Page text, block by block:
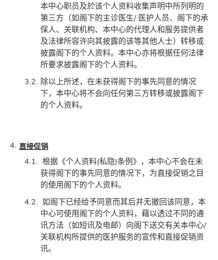
本中心职员及於该个人资料收集声明中所列明的
第三方（如阁下的主诊医生/ 医护人员、阁下的承
保人、关联机构、本中心的代理人和服务提供者
及法律所容许向其披露的该等其他人士）转移或
披露阁下的个人资料。本中心亦将根据任何法律
所要求披露阁下的个人资料。
除以上所述，在未获得阁下的事先同意的情况
下，本中心将不会向任何第三方转移或披露阁下
的个人资料。
直接促销
根据《个人资料(私隐)条例》，本中心不会在未
获得阁下的事先同意的情况下，为直接促销之目
的使用阁下的个人资料。
如阁下已经给予同意而其后并无撤回该同意，本
中心可使用阁下的个人资料，藉以透过不同的通
讯方法（如短讯及电邮）向阁下送交有关本中心/
关联机构所提供的医护服务的宣传和直接促销资
讯。